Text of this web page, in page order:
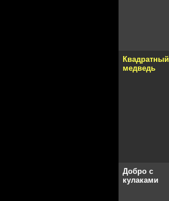
Квадратный
медведь
Добро с
кулаками